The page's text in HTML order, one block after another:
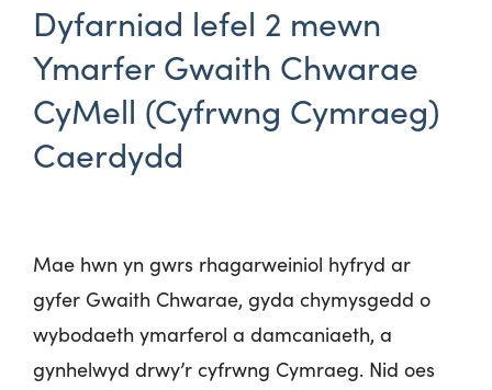
Dyfarniad lefel 2 mewn
Ymarfer Gwaith Chwarae
CyMell (Cyfrwng Cymraeg)
Caerdydd
Mae hwn yn gwrs rhagarweiniol hyfryd ar
gyfer Gwaith Chwarae, gyda chymysgedd o
wybodaeth ymarferol a damcaniaeth, a
gynhelwyd drwy’r cyfrwng Cymraeg. Nid oes